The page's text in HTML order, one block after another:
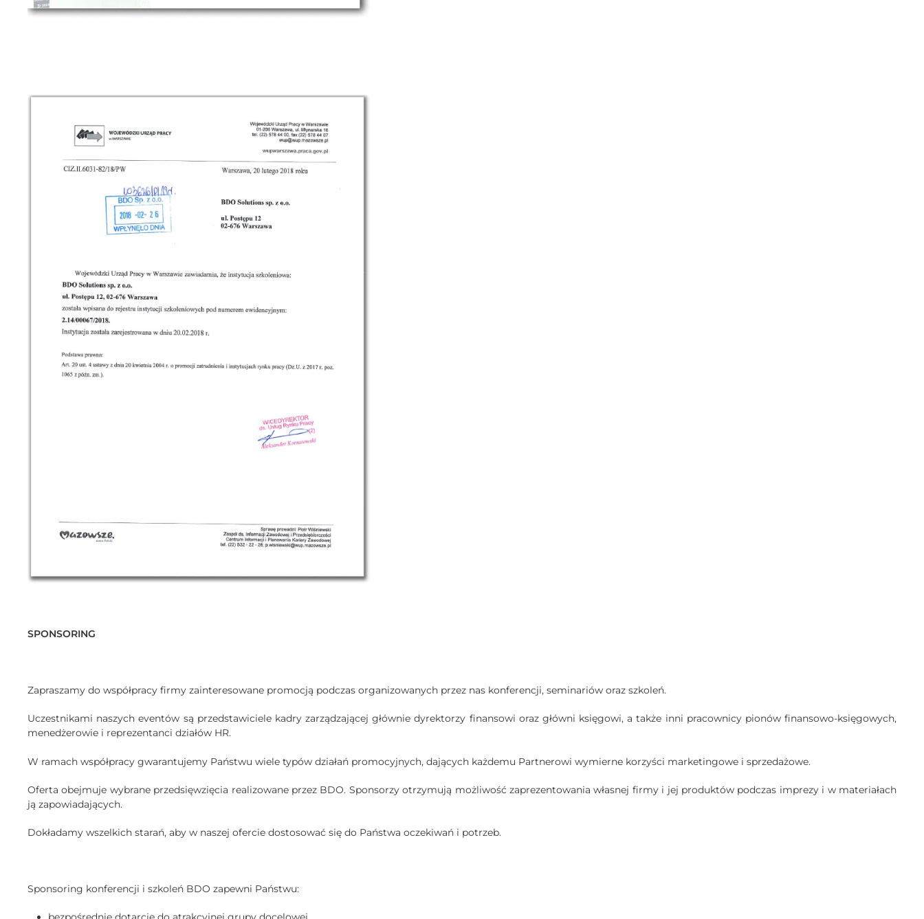
SPONSORING
Zapraszamy do współpracy firmy zainteresowane promocją podczas organizowanych przez nas konferencji, seminariów oraz szkoleń.
Uczestnikami naszych eventów są przedstawiciele kadry zarządzającej głównie dyrektorzy finansowi oraz główni księgowi, a także inni pracownicy pionów finansowo-księgowych,
menedżerowie i reprezentanci działów HR.
W ramach współpracy gwarantujemy Państwu wiele typów działań promocyjnych, dających każdemu Partnerowi wymierne korzyści marketingowe i sprzedażowe.
Oferta obejmuje wybrane przedsięwzięcia realizowane przez BDO. Sponsorzy otrzymują możliwość zaprezentowania własnej firmy i jej produktów podczas imprezy i w materiałach
ją zapowiadających.
Dokładamy wszelkich starań, aby w naszej ofercie dostosować się do Państwa oczekiwań i potrzeb.
Sponsoring konferencji i szkoleń BDO zapewni Państwu: